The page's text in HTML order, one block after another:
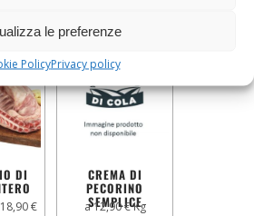
le preferenze
PolicyPrivacy policy
DI
€
CREMA DI
PECORINO
SEMPLICE
a 12,90 € Kg